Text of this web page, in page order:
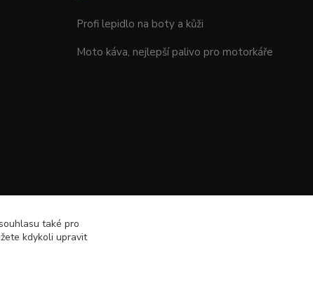
Profi lepidlo na boty a kůži
Moto káva, nejlepší palivo pro motorkáře
také pro
kdykoli upravit